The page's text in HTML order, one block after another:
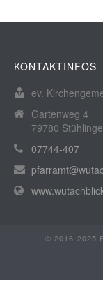
KONTAKTINFOS
ev.
Gartenweg 4
79780
07744-407
© 2016-2025